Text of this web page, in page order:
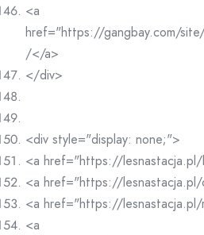
<a
href="https://gangbay.com/
/</a>
</div>
<div style="display: none;">
<a href="https://
<a href="https://
<a href="https://
<a